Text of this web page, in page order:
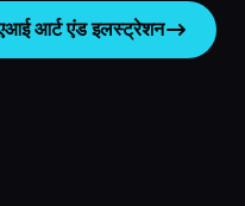
आर्ट एंड इलस्ट्रेशन